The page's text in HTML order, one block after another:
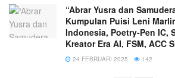
“Abrar Yusra dan
Kumpulan Puisi Leni
Indonesia, Poetry-Pen IC,
Kreator Era AI, FSM, ACC
24 FEBRUARI 2025 142